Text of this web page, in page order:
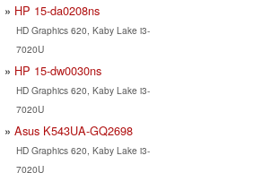
HP 15-da0208ns
HD Graphics 620, Kaby Lake i3-
7020U
HP 15-dw0030ns
HD Graphics 620, Kaby Lake i3-
7020U
Asus K543UA-GQ2698
HD Graphics 620, Kaby Lake i3-
7020U